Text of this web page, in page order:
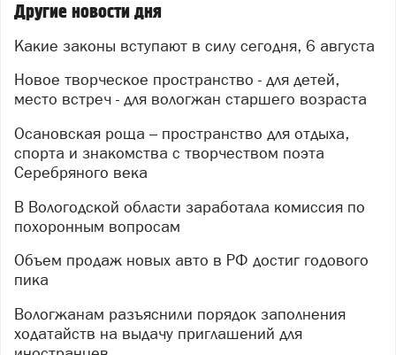
Другие новости дня
Какие законы вступают в силу сегодня, 6 августа
Новое творческое пространство - для детей,
место встреч - для вологжан старшего возраста
Осановская роща – пространство для отдыха,
спорта и знакомства с творчеством поэта
Серебряного века
В Вологодской области заработала комиссия по
похоронным вопросам
Объем продаж новых авто в РФ достиг годового
пика
Вологжанам разъяснили порядок заполнения
ходатайств на выдачу приглашений для